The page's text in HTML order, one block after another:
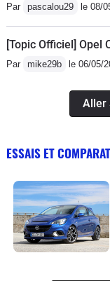
Par pascalou29 le 08/
[Topic Officiel] Opel
Par mike29b le 06/05/
Aller
ESSAIS ET